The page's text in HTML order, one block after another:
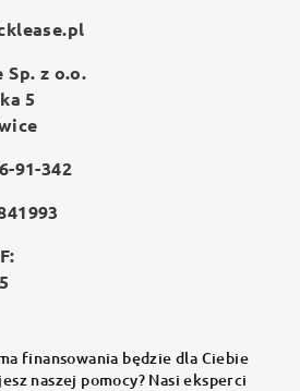
Sp. z o.o.
5
91-342
finansowania będzie dla Ciebie
naszej pomocy? Nasi eksperci